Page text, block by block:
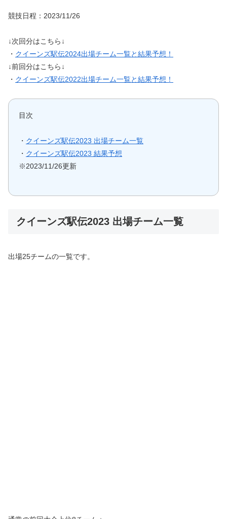
競技日程：2023/11/26
↓次回分はこちら↓
・ クイーンズ駅伝2024出場チーム一覧と結果予想！
↓前回分はこちら↓
・ クイーンズ駅伝2022出場チーム一覧と結果予想！
目次
・ クイーンズ駅伝2023 出場チーム一覧
・ クイーンズ駅伝2023 結果予想
※2023/11/26更新
クイーンズ駅伝2023 出場チーム一覧
出場25チームの一覧です。